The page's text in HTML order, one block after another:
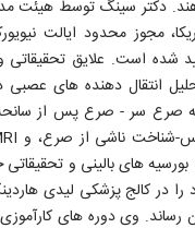
دکتر سینگ توسط هیئت
مجوز محدود ایالت
شده است. علایق
انتقال دهنده های
صرع سر - صرع پس از سانحه،
در کالج پزشکی لیدی